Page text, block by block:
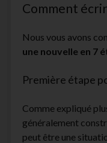
Comment
Nous vous avons
une nouvelle en 7
Première étape
Comme expliqué
généralement
peut être une